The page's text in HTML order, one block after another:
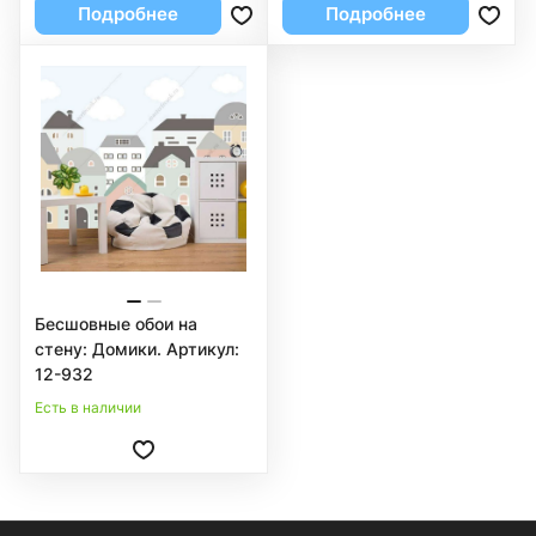
Подробнее Подробнее
Бесшовные обои на
стену: Домики. Артикул:
12-932
Есть в наличии